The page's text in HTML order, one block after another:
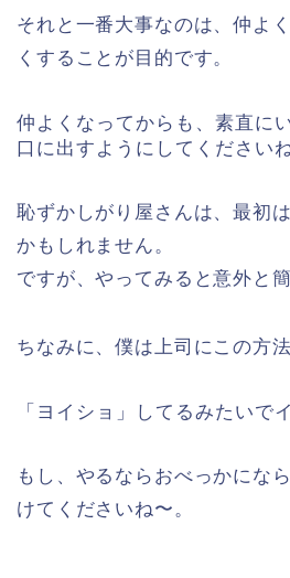
それと一番大事なのは、仲よ
くすることが目的です。
仲よくなってからも、素直に
口に出すようにしてくださいね
恥ずかしがり屋さんは、最初
かもしれません。
ですが、やってみると意外と簡
ちなみに、僕は上司にこの方
「ヨイショ」してるみたいで
もし、やるならおべっかにな
けてくださいね〜。